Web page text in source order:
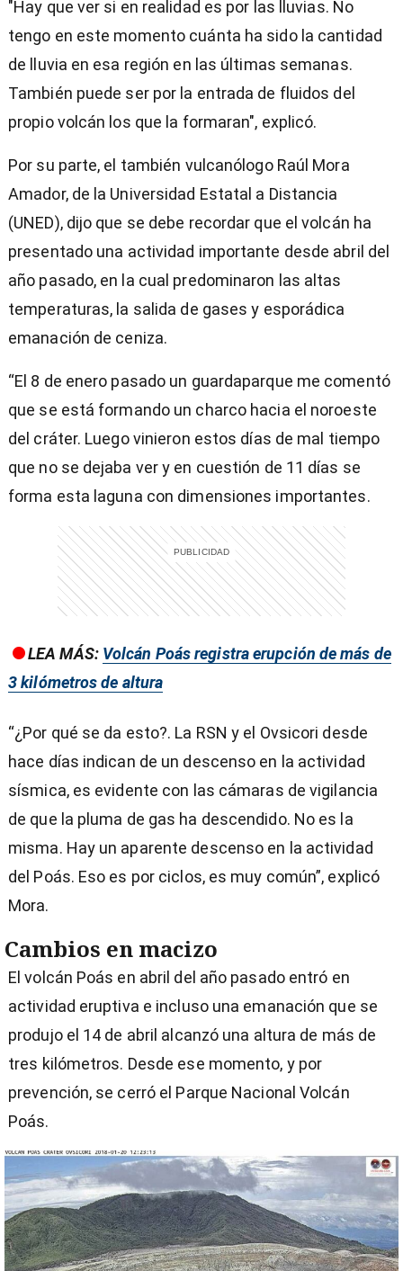
"Hay que ver si en realidad es por las lluvias. No
tengo en este momento cuánta ha sido la cantidad
de lluvia en esa región en las últimas semanas.
También puede ser por la entrada de fluidos del
propio volcán los que la formaran", explicó.
Por su parte, el también vulcanólogo Raúl Mora
Amador, de la Universidad Estatal a Distancia
(UNED), dijo que se debe recordar que el volcán ha
presentado una actividad importante desde abril del
año pasado, en la cual predominaron las altas
temperaturas, la salida de gases y esporádica
emanación de ceniza.
“El 8 de enero pasado un guardaparque me comentó
que se está formando un charco hacia el noroeste
del cráter. Luego vinieron estos días de mal tiempo
que no se dejaba ver y en cuestión de 11 días se
forma esta laguna con dimensiones importantes.
LEA MÁS: Volcán Poás registra erupción de más de
3 kilómetros de altura
“¿Por qué se da esto?. La RSN y el Ovsicori desde
hace días indican de un descenso en la actividad
sísmica, es evidente con las cámaras de vigilancia
de que la pluma de gas ha descendido. No es la
misma. Hay un aparente descenso en la actividad
del Poás. Eso es por ciclos, es muy común”, explicó
Mora.
Cambios en macizo
El volcán Poás en abril del año pasado entró en
actividad eruptiva e incluso una emanación que se
produjo el 14 de abril alcanzó una altura de más de
tres kilómetros. Desde ese momento, y por
prevención, se cerró el Parque Nacional Volcán
Poás.